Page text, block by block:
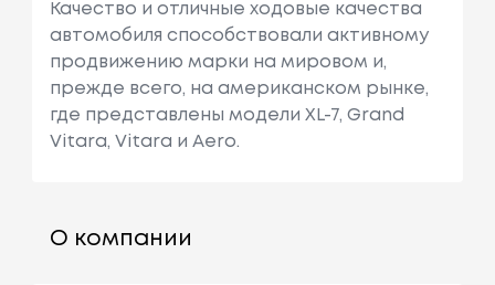
Качество и отличные ходовые качества
автомобиля способствовали активному
продвижению марки на мировом и,
прежде всего, на американском рынке,
где представлены модели XL-7, Grand
Vitara, Vitara и Aero.
О компании